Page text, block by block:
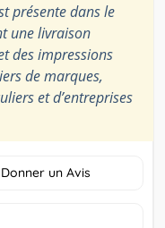
présente dans le
une livraison
des impressions
de marques,
et d’entreprises
Donner un Avis